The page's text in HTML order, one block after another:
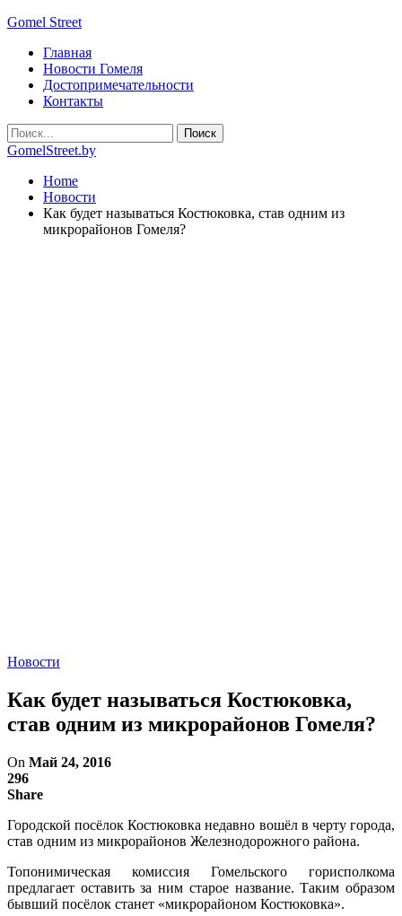
Gomel Street
Главная
Новости Гомеля
Достопримечательности
Контакты
GomelStreet.by
Home
Новости
Как будет называться Костюковка, став одним из
микрорайонов Гомеля?
Новости
Как будет называться Костюковка,
став одним из микрорайонов Гомеля?
On Май 24, 2016
296
Share
Городской посёлок Костюковка недавно вошёл в черту города,
став одним из микрорайонов Железнодорожного района.
Топонимическая комиссия Гомельского горисполкома
предлагает оставить за ним старое название. Таким образом
бывший посёлок станет «микрорайоном Костюковка».